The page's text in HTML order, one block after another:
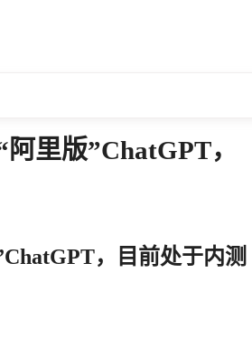
里版”ChatGPT，
，目前处于内测